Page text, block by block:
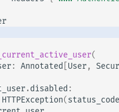
(
: Annotated User,
.disabled :
HTTPException(status_code